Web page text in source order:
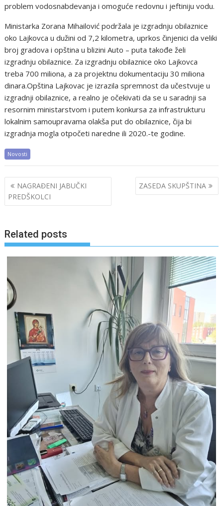
problem vodosnabdevanja i omoguće redovnu i jeftiniju vodu.
Ministarka Zorana Mihailović podržala je izgradnju obilaznice
oko Lajkovca u dužini od 7,2 kilometra, uprkos činjenici da veliki
broj gradova i opština u blizini Auto – puta takođe želi
izgradnju obilaznice. Za izgradnju obilaznice oko Lajkovca
treba 700 miliona, a za projektnu dokumentaciju 30 miliona
dinara.Opština Lajkovac je izrazila spremnost da učestvuje u
izgradnji obilaznice, a realno je očekivati da se u saradnji sa
resornim ministarstvom i putem konkursa za infrastrukturu
lokalnim samoupravama olakša put do obilaznice, čija bi
izgradnja mogla otpočeti naredne ili 2020.-te godine.
Novosti
Post
navigation
NAGRAĐENI JABUČKI
PREDŠKOLCI
ZASEDA SKUPŠTINA
Related posts